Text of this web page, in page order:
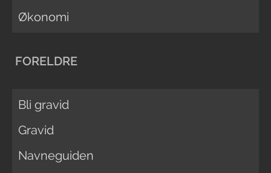
Økonomi
FORELDRE
Bli gravid
Gravid
Navneguiden